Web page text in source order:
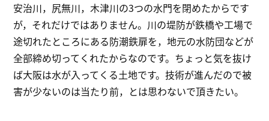
安治川，尻無川，木津川の3つの水門を閉めたからです
が，それだけではありません。川の堤防が鉄橋や工場で
途切れたところにある防潮鉄扉を，地元の水防団などが
全部締め切ってくれたからなのです。ちょっと気を抜け
ば大阪は水が入ってくる土地です。技術が進んだので被
害が少ないのは当たり前，とは思わないで頂きたい。